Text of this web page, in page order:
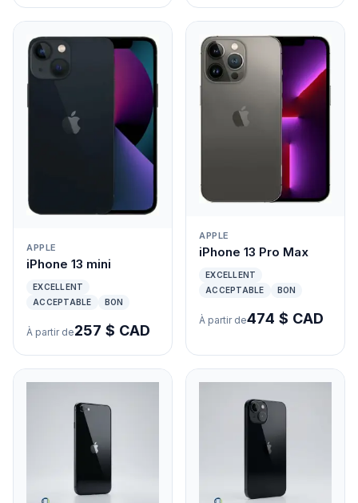
APPLE
iPhone 13 mini
EXCELLENT
ACCEPTABLE
BON
À partir de257 $ CAD
APPLE
iPhone 13 Pro Max
EXCELLENT
ACCEPTABLE
BON
À partir de474 $ CAD